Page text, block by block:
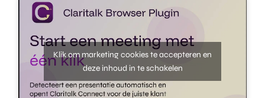
Klik om marketing cookies te accepteren en
deze inhoud in te schakelen